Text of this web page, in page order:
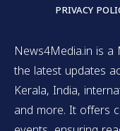
PRIVACY
News4Media.in is a
the latest updates
Kerala, India,
and more. It offers